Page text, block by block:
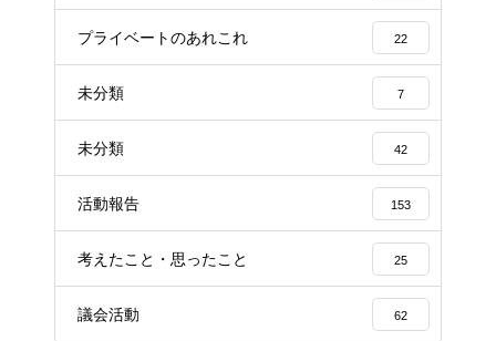
プライベートのあれこれ 22
未分類 7
未分類 42
活動報告 153
考えたこと・思ったこと 25
議会活動 62